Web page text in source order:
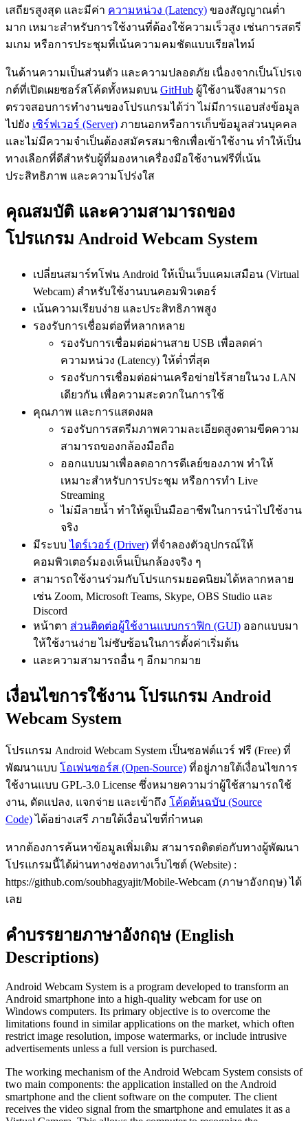
เสถียรสูงสุด และมีค่า ความหน่วง (Latency) ของสัญญาณต่ำ
มาก เหมาะสำหรับการใช้งานที่ต้องใช้ความเร็วสูง เช่นการสตรี
มเกม หรือการประชุมที่เน้นความคมชัดแบบเรียลไทม์
ในด้านความเป็นส่วนตัว และความปลอดภัย เนื่องจากเป็นโปรเจ
กต์ที่เปิดเผยซอร์สโค้ดทั้งหมดบน GitHub ผู้ใช้งานจึงสามารถ
ตรวจสอบการทำงานของโปรแกรมได้ว่า ไม่มีการแอบส่งข้อมูล
ไปยัง เซิร์ฟเวอร์ (Server) ภายนอกหรือการเก็บข้อมูลส่วนบุคคล
และไม่มีความจำเป็นต้องสมัครสมาชิกเพื่อเข้าใช้งาน ทำให้เป็น
ทางเลือกที่ดีสำหรับผู้ที่มองหาเครื่องมือใช้งานฟรีที่เน้น
ประสิทธิภาพ และความโปร่งใส
คุณสมบัติ และความสามารถของ
โปรแกรม Android Webcam System
เปลี่ยนสมาร์ทโฟน Android ให้เป็นเว็บแคมเสมือน (Virtual
Webcam) สำหรับใช้งานบนคอมพิวเตอร์
เน้นความเรียบง่าย และประสิทธิภาพสูง
รองรับการเชื่อมต่อที่หลากหลาย
รองรับการเชื่อมต่อผ่านสาย USB เพื่อลดค่า
ความหน่วง (Latency) ให้ต่ำที่สุด
รองรับการเชื่อมต่อผ่านเครือข่ายไร้สายในวง LAN
เดียวกัน เพื่อความสะดวกในการใช้
คุณภาพ และการแสดงผล
รองรับการสตรีมภาพความละเอียดสูงตามขีดความ
สามารถของกล้องมือถือ
ออกแบบมาเพื่อลดอาการดีเลย์ของภาพ ทำให้
เหมาะสำหรับการประชุม หรือการทำ Live
Streaming
ไม่มีลายน้ำ ทำให้ดูเป็นมืออาชีพในการนำไปใช้งาน
จริง
มีระบบไดร์เวอร์ (Driver) ที่จำลองตัวอุปกรณ์ให้
คอมพิวเตอร์มองเห็นเป็นกล้องจริง ๆ
สามารถใช้งานร่วมกับโปรแกรมยอดนิยมได้หลากหลาย
เช่น Zoom, Microsoft Teams, Skype, OBS Studio และ
Discord
หน้าตา ส่วนติดต่อผู้ใช้งานแบบกราฟิก (GUI) ออกแบบมา
ให้ใช้งานง่าย ไม่ซับซ้อนในการตั้งค่าเริ่มต้น
และความสามารถอื่น ๆ อีกมากมาย
เงื่อนไขการใช้งาน โปรแกรม Android
Webcam System
โปรแกรม Android Webcam System เป็นซอฟต์แวร์ ฟรี (Free) ที่
พัฒนาแบบ โอเพ่นซอร์ส (Open-Source) ที่อยู่ภายใต้เงื่อนไขการ
ใช้งานแบบ GPL-3.0 License ซึ่งหมายความว่าผู้ใช้สามารถใช้
งาน, ดัดแปลง, แจกจ่าย และเข้าถึง โค้ดต้นฉบับ (Source
Code)ได้อย่างเสรี ภายใต้เงื่อนไขที่กำหนด
หากต้องการค้นหาข้อมูลเพิ่มเติม สามารถติดต่อกับทางผู้พัฒนา
โปรแกรมนี้ได้ผ่านทางช่องทางเว็บไซต์ (Website) :
https://github.com/soubhagyajit/Mobile-Webcam (ภาษาอังกฤษ) ได้
เลย
คำบรรยายภาษาอังกฤษ (English
Descriptions)
Android Webcam System is a program developed to transform an
Android smartphone into a high-quality webcam for use on
Windows computers. Its primary objective is to overcome the
limitations found in similar applications on the market, which often
restrict image resolution, impose watermarks, or include intrusive
advertisements unless a full version is purchased.
The working mechanism of the Android Webcam System consists of
two main components: the application installed on the Android
smartphone and the client software on the computer. The client
receives the video signal from the smartphone and emulates it as a